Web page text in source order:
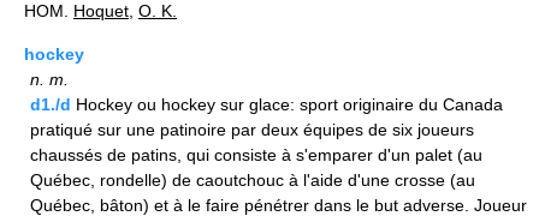
HOM. Hoquet O. K.
hockey
n. m.
d1./d Hockey ou hockey sur glace: sport originaire du Canada
pratiqué sur une patinoire par deux équipes de six joueurs
chaussés de patins, qui consiste à s'emparer d'un palet (au
Québec, rondelle) de caoutchouc à l'aide d'une crosse (au
Québec, bâton) et à le faire pénétrer dans le but adverse. Joueur